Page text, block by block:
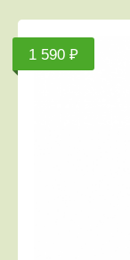
1 590 ₽